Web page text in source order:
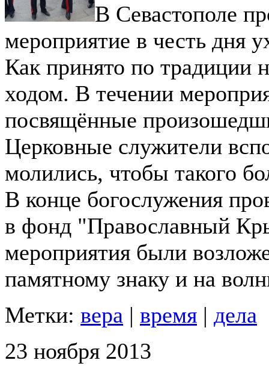
В Севастополе
мероприятие в честь дня
Как принято по традиции
ходом. В течении
посвящённые
Церковные служители
молились, чтобы такого
В конце богослужения
в фонд "Православный
мероприятия были
памятному знаку и на
Метки: вера | время | дела
23 ноября 2013